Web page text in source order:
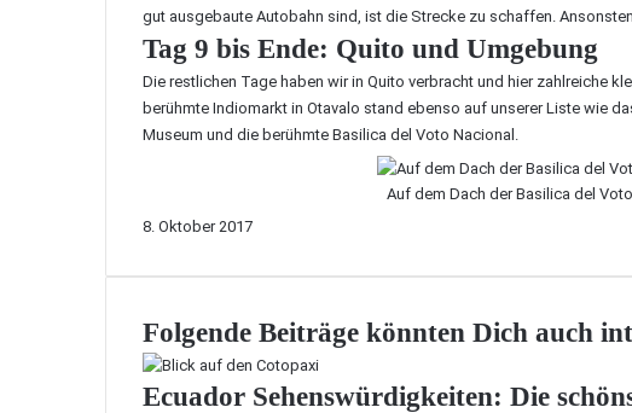
gut ausgebaute Autobahn sind, ist die Strecke zu schaffen.
Tag 9 bis Ende: Quito und Umgebung
Die restlichen Tage haben wir in Quito verbracht und hier zahlreiche
berühmte Indiomarkt in Otavalo stand ebenso auf unserer Liste wie
Museum und die berühmte Basilica del Voto Nacional .
Auf dem Dach der Basilica del
8. Oktober 2017
Folgende Beiträge könnten Dich auch
Ecuador Sehenswürdigkeiten: Die